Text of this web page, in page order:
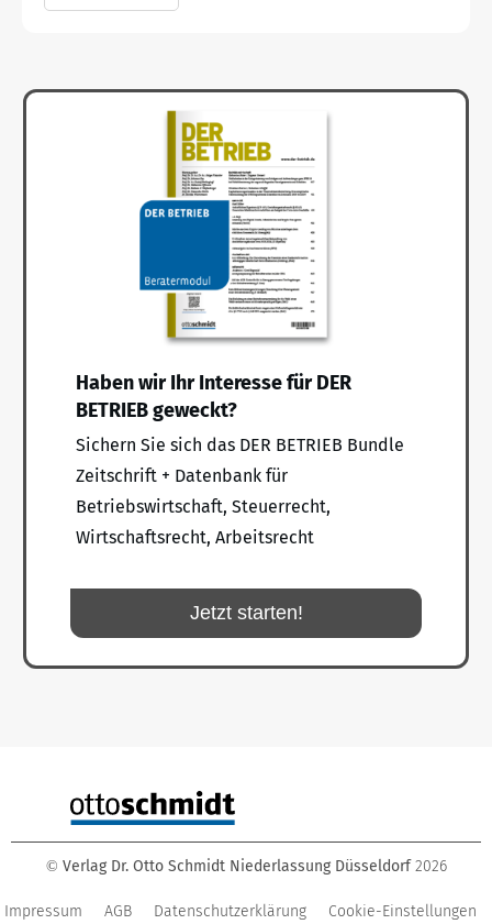
Haben wir Ihr Interesse für DER
BETRIEB geweckt?
Sichern Sie sich das DER BETRIEB Bundle
Zeitschrift + Datenbank für
Betriebswirtschaft, Steuerrecht,
Wirtschaftsrecht, Arbeitsrecht
Jetzt starten!
© Verlag Dr. Otto Schmidt Niederlassung Düsseldorf 2026
Impressum AGB Datenschutzerklärung Cookie-Einstellungen